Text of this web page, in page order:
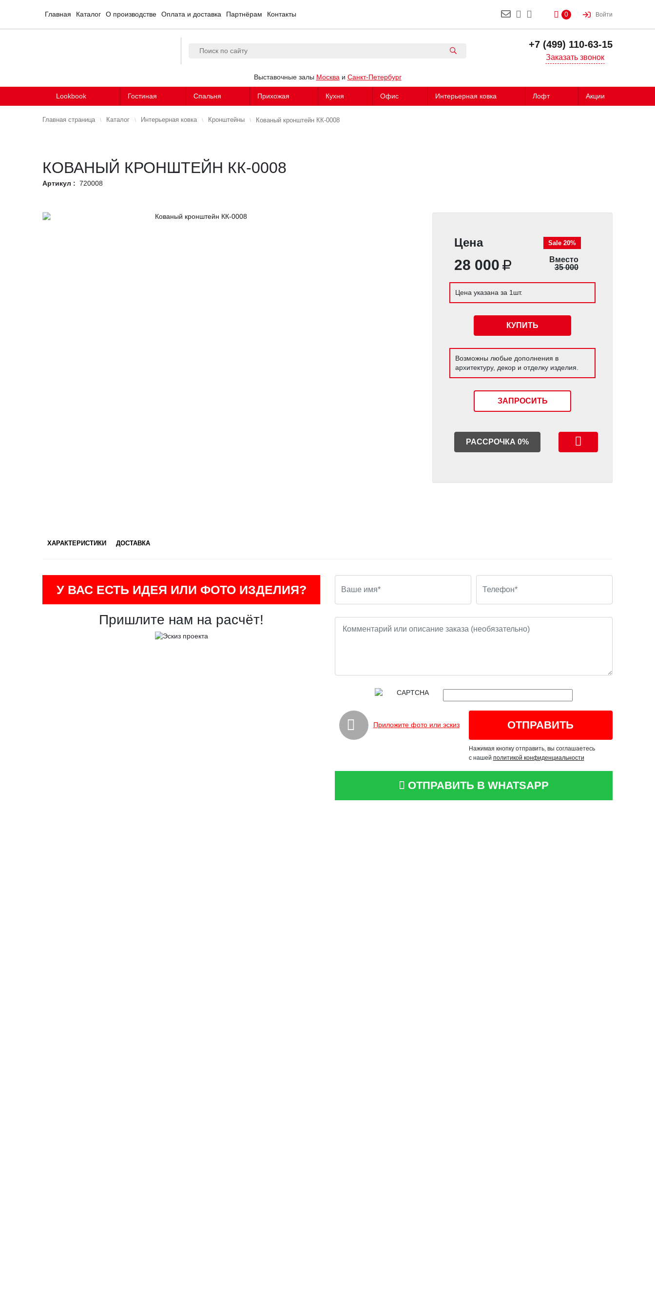
Главная Каталог О производстве Оплата и доставка Партнёрам Контакты 0 Войти
+7 (499) 110-63-15
Заказать звонок
Выставочные залы Москва и Санкт-Петербург
Lookbook Гостиная Спальня Прихожая Кухня Офис Интерьерная ковка Лофт Акции
Главная страница Каталог Интерьерная ковка Кронштейны Кованый кронштейн КК-0008
КОВАНЫЙ КРОНШТЕЙН КК-0008
Артикул : 720008
Цена
28 000
Sale 20%
Вместо
35 000
Цена указана за 1шт.
КУПИТЬ
Возможны любые дополнения в
архитектуру, декор и отделку изделия.
ЗАПРОСИТЬ
РАССРОЧКА 0%
ХАРАКТЕРИСТИКИ ДОСТАВКА
У ВАС ЕСТЬ ИДЕЯ ИЛИ ФОТО ИЗДЕЛИЯ?
Пришлите нам на расчёт!
Приложите фото или эскиз
Нажимая кнопку отправить, вы соглашаетесь
с нашей политикой конфиденциальности
ОТПРАВИТЬ В WHATSAPP